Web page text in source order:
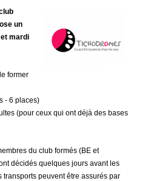
un
et mardi
former
- 6 places)
(pour ceux qui ont déjà des bases
du club formés (BE et
décidés quelques jours avant les
peuvent être assurés par